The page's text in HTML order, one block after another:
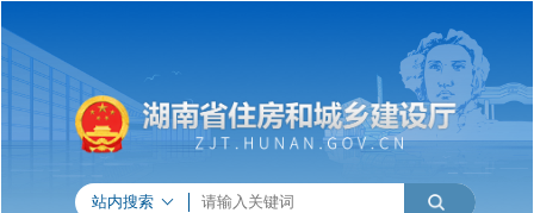
站内搜索